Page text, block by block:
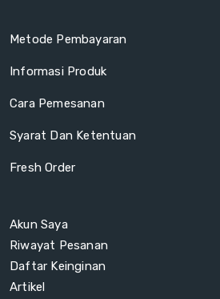
Metode Pembayaran
Informasi Produk
Cara Pemesanan
Syarat Dan Ketentuan
Fresh Order
Akun Saya
Riwayat Pesanan
Daftar Keinginan
Artikel